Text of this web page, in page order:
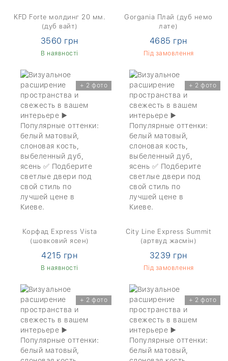
KFD Forte молдинг 20 мм.
(дуб вайт)
3560 грн
В наявності
Gorgania Плай (дуб немо
лате)
4685 грн
Під замовлення
+ 2 фото
Корфад Express Vista
(шовковий ясен)
4215 грн
В наявності
+ 2 фото
City Line Express Summit
(артвуд жасмін)
3239 грн
Під замовлення
+ 2 фото + 2 фото